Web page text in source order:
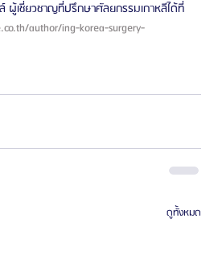
author/ing-korea-surgery-
ดูทั้งหมด